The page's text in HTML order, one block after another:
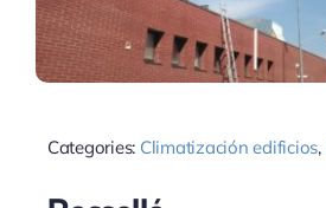
Categories: Climatización edificios,